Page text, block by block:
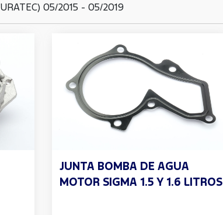
05/2015 - 05/2019
JUNTA BOMBA DE AGUA
MOTOR SIGMA 1.5 Y 1.6 LITROS